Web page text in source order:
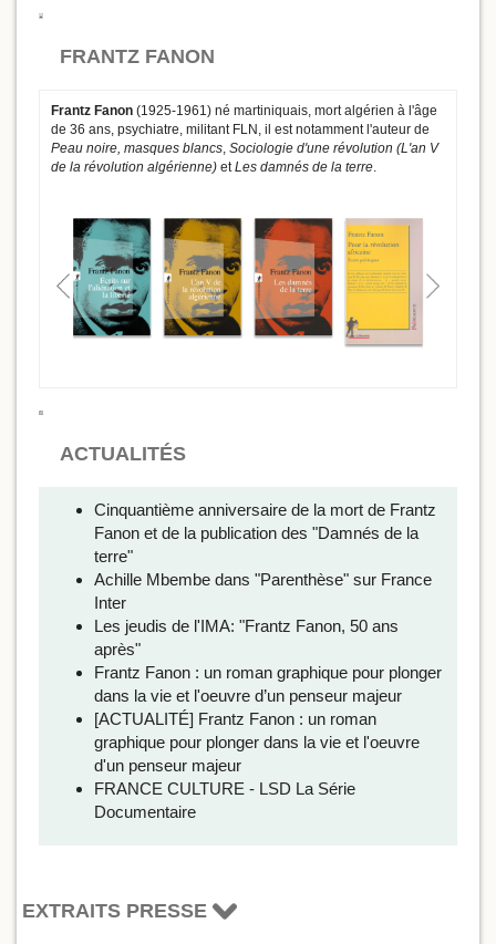
FRANTZ FANON
Frantz Fanon (1925-1961) né martiniquais, mort algérien à l'âge
de 36 ans, psychiatre, militant FLN, il est notamment l'auteur de
Peau noire, masques blancs, Sociologie d'une révolution (L'an V
de la révolution algérienne) etLes damnés de la terre.
ACTUALITÉS
Cinquantième anniversaire de la mort de Frantz
Fanon et de la publication des "Damnés de la
terre"
Achille Mbembe dans "Parenthèse" sur France
Inter
Les jeudis de l'IMA: "Frantz Fanon, 50 ans
après"
Frantz Fanon : un roman graphique pour plonger
dans la vie et l'oeuvre d’un penseur majeur
[ACTUALITÉ] Frantz Fanon : un roman
graphique pour plonger dans la vie et l'oeuvre
d'un penseur majeur
FRANCE CULTURE - LSD La Série
Documentaire
EXTRAITS PRESSE